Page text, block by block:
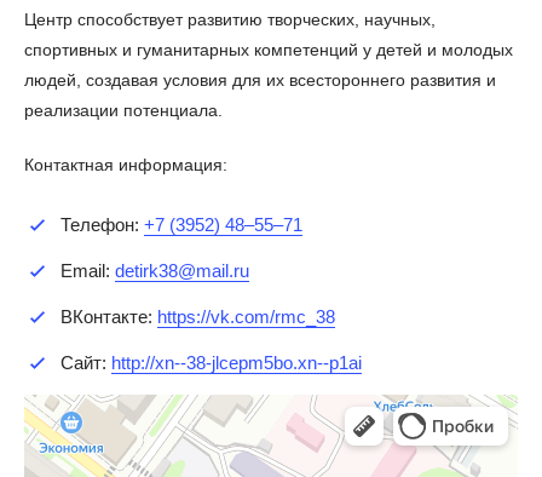
Центр способствует развитию творческих, научных,
спортивных и гуманитарных компетенций у детей и молодых
людей, создавая условия для их всестороннего развития и
реализации потенциала.
Контактная информация:
Телефон: +7 (3952) 48–55–71
Email: detirk38@mail.ru
ВКонтакте: https://vk.com/rmc_38
Сайт: http://xn--38-jlcepm5bo.xn--p1ai